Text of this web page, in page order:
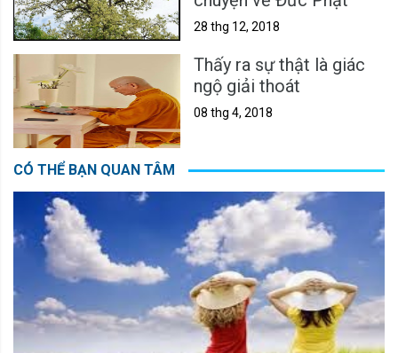
28 thg 12, 2018
Thấy ra sự thật là giác
ngộ giải thoát
08 thg 4, 2018
CÓ THỂ BẠN QUAN TÂM